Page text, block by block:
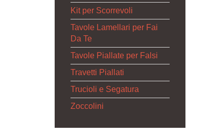
Kit per Scorrevoli
Tavole Lamellari per Fai
Da Te
Tavole Piallate per Falsi
Travetti Piallati
Trucioli e Segatura
Zoccolini